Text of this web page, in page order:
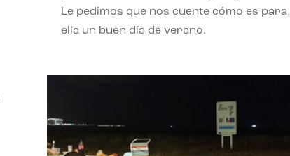
Le pedimos que nos cuente cómo es para
ella un buen día de verano.